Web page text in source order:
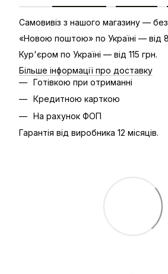
Самовивіз з нашого магазину —
«Новою поштою» по Україні — від
Кур'єром по Україні — від 115 грн.
Більше інформації про доставку
Готівкою при отриманні
Кредитною карткою
На рахунок ФОП
Гарантія від виробника 12 місяців.